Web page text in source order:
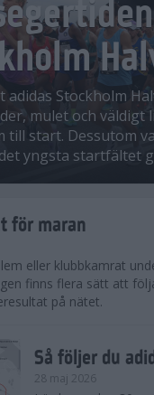
Stockholm
mulet och väldigt
till start. Dessutom
yngsta startfältet
för maran
eller klubbkamrat
finns flera sätt att
på nätet.
Så följer du
28 maj 2026